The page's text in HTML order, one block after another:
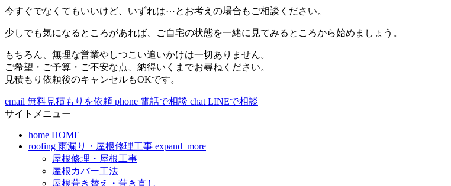
今すぐでなくてもいいけど、いずれは⋯とお考えの場合もご相談ください。
少しでも気になるところがあれば、ご自宅の状態を一緒に見てみるところから始めましょう。
もちろん、無理な営業やしつこい追いかけは一切ありません。
ご希望・ご予算・ご不安な点、納得いくまでお尋ねください。
見積もり依頼後のキャンセルもOKです。
email 無料見積もりを依頼 phone 電話で相談 chat LINEで相談
サイトメニュー
home HOME
roofing 雨漏り・屋根修理工事 expand_more
屋根修理・屋根工事
屋根カバー工法
屋根葺き替え・葺き直し